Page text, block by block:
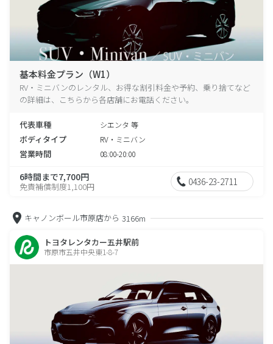
基本料金プラン（W1）
RV・ミニバンのレンタル、お得な割引料金や予約、乗り捨てなど
の詳細は、こちらから各店舗にお電話ください。
代表車種 シエンタ 等
ボディタイプ RV・ミニバン
営業時間 08:00-20:00
6時間まで7,700円
免責補償制度1,100円 0436-23-2711
キャノンボール市原店から 3166m
トヨタレンタカー五井駅前
市原市五井中央東1-8-7